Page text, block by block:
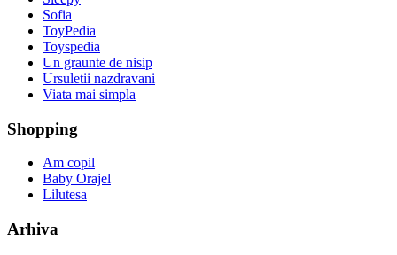
Sofia
ToyPedia
Toyspedia
Un graunte de nisip
Ursuletii nazdravani
Viata mai simpla
Shopping
Am copil
Baby Orajel
Lilutesa
Arhiva